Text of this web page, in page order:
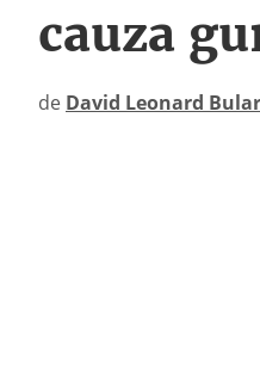
cauza
de David Leonard